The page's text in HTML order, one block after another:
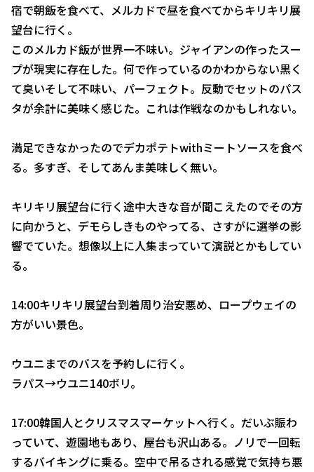
宿で朝飯を食べて、メルカドで昼を食べてからキリキリ展
望台に行く。
このメルカド飯が世界一不味い。ジャイアンの作ったスー
プが現実に存在した。何で作っているのかわからない黒く
て臭いそして不味い、パーフェクト。反動でセットのパス
タが余計に美味く感じた。これは作戦なのかもしれない。
満足できなかったのでデカポテトwithミートソースを食べ
る。多すぎ、そしてあんま美味しく無い。
キリキリ展望台に行く途中大きな音が聞こえたのでその方
に向かうと、デモらしきものやってる、さすがに選挙の影
響でていた。想像以上に人集まっていて演説とかもしてい
る。
14:00キリキリ展望台到着周り治安悪め、ロープウェイの
方がいい景色。
ウユニまでのバスを予約しに行く。
ラパス→ウユニ140ボリ。
17:00韓国人とクリスマスマーケットへ行く。だいぶ賑わ
っていて、遊園地もあり、屋台も沢山ある。ノリで一回転
するバイキングに乗る。空中で吊るされる感覚で気持ち悪